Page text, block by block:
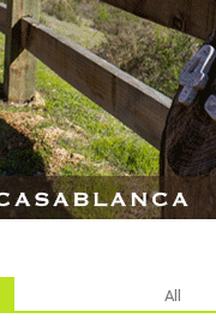
All